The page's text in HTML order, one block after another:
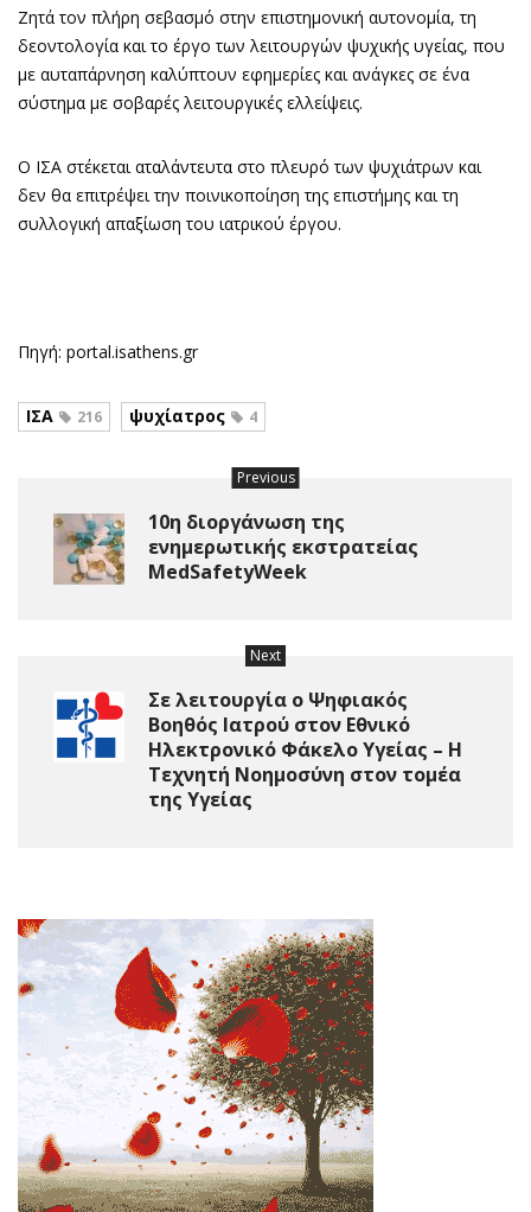
Ζητά τον πλήρη σεβασμό στην επιστημονική αυτονομία, τη
δεοντολογία και το έργο των λειτουργών ψυχικής υγείας, που
με αυταπάρνηση καλύπτουν εφημερίες και ανάγκες σε ένα
σύστημα με σοβαρές λειτουργικές ελλείψεις.
Ο ΙΣΑ στέκεται αταλάντευτα στο πλευρό των ψυχιάτρων και
δεν θα επιτρέψει την ποινικοποίηση της επιστήμης και τη
συλλογική απαξίωση του ιατρικού έργου.
Πηγή: portal.isathens.gr
ΙΣΑ 216 ψυχίατρος 4
Previous
10η διοργάνωση της
ενημερωτικής εκστρατείας
MedSafetyWeek
Next
Σε λειτουργία ο Ψηφιακός
Βοηθός Ιατρού στον Εθνικό
Ηλεκτρονικό Φάκελο Υγείας – Η
Τεχνητή Νοημοσύνη στον τομέα
της Υγείας